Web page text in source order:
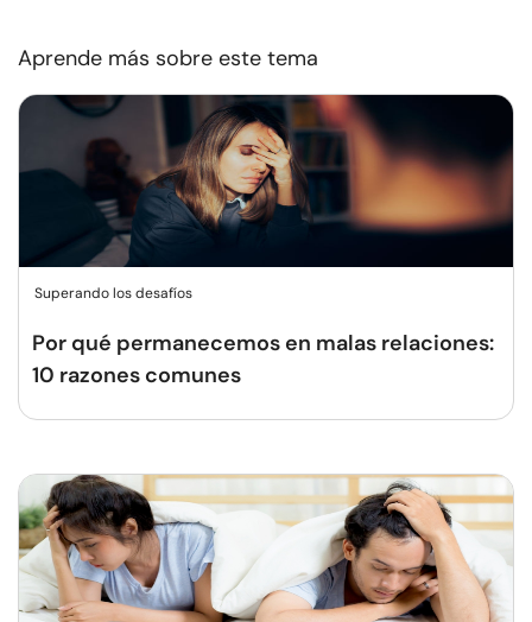
Aprende más sobre este tema
Superando los desafíos
Por qué permanecemos en malas relaciones:
10 razones comunes